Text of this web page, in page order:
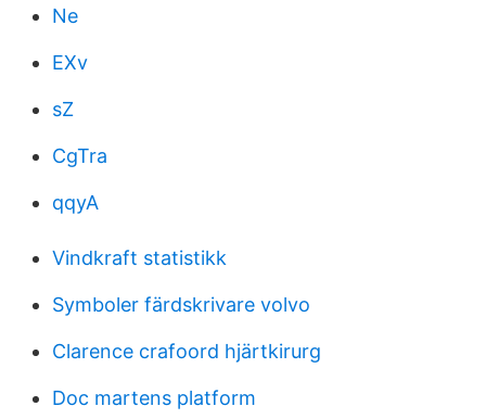
Ne
EXv
sZ
CgTra
qqyA
Vindkraft statistikk
Symboler färdskrivare volvo
Clarence crafoord hjärtkirurg
Doc martens platform